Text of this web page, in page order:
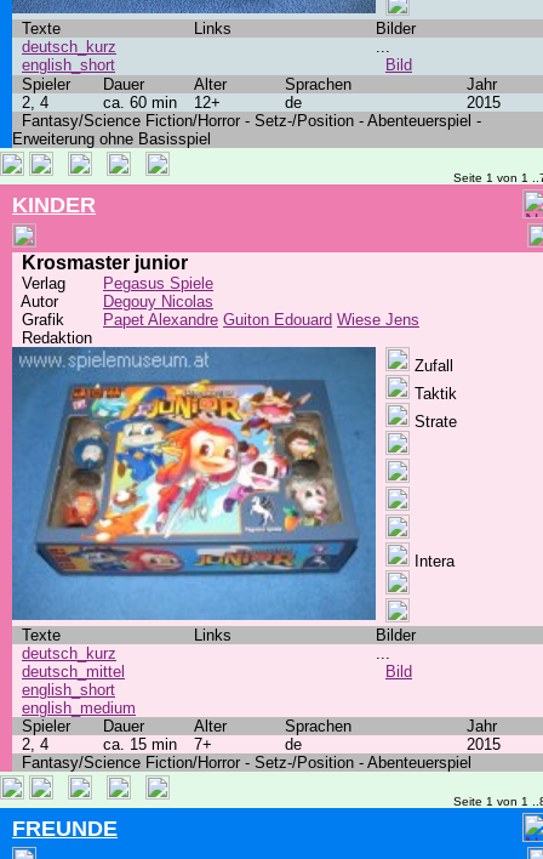
Texte Links
Bilder
deutsch_kurz
english_short
...
Bild
Spieler
Dauer Alter Sprachen
Jahr
2, 4
ca. 60 min 12+ de
2015
Fantasy/Science Fiction/Horror - Setz-/Position - Abenteuerspiel -
Erweiterung ohne Basisspiel
Seite 1 von 1
KINDER
Krosmaster junior
Verlag
Pegasus Spiele
Autor
Degouy Nicolas
Grafik
Papet Alexandre Guiton Edouard Wiese Jens
Redaktion
Zufall
Taktik
Strate
Intera
Texte Links
Bilder
deutsch_kurz
deutsch_mittel
english_short
english_medium
...
Bild
Spieler Dauer Alter Sprachen
Jahr
2, 4
ca. 15 min 7+ de
2015
Fantasy/Science Fiction/Horror - Setz-/Position - Abenteuerspiel
Seite 1 von 1
FREUNDE